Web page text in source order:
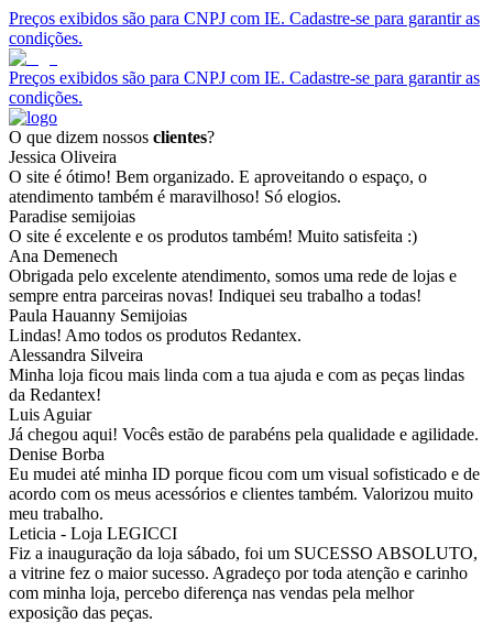
Preços exibidos são para CNPJ com IE. Cadastre-se para garantir as
condições.
Preços exibidos são para CNPJ com IE. Cadastre-se para garantir as
condições.
O que dizem nossos clientes?
Jessica Oliveira
O site é ótimo! Bem organizado. E aproveitando o espaço, o
atendimento também é maravilhoso! Só elogios.
Paradise semijoias
O site é excelente e os produtos também! Muito satisfeita :)
Ana Demenech
Obrigada pelo excelente atendimento, somos uma rede de lojas e
sempre entra parceiras novas! Indiquei seu trabalho a todas!
Paula Hauanny Semijoias
Lindas! Amo todos os produtos Redantex.
Alessandra Silveira
Minha loja ficou mais linda com a tua ajuda e com as peças lindas
da Redantex!
Luis Aguiar
Já chegou aqui! Vocês estão de parabéns pela qualidade e agilidade.
Denise Borba
Eu mudei até minha ID porque ficou com um visual sofisticado e de
acordo com os meus acessórios e clientes também. Valorizou muito
meu trabalho.
Leticia - Loja LEGICCI
Fiz a inauguração da loja sábado, foi um SUCESSO ABSOLUTO,
a vitrine fez o maior sucesso. Agradeço por toda atenção e carinho
com minha loja, percebo diferença nas vendas pela melhor
exposição das peças.